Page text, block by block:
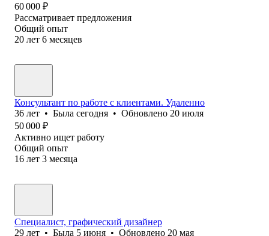
60 000 ₽
Рассматривает предложения
Общий опыт
20 лет 6 месяцев
Консультант по работе с клиентами. Удаленно
36 лет • Была сегодня • Обновлено 20 июля
50 000 ₽
Активно ищет работу
Общий опыт
16 лет 3 месяца
Специалист, графический дизайнер
29 лет • Была 5 июня • Обновлено 20 мая